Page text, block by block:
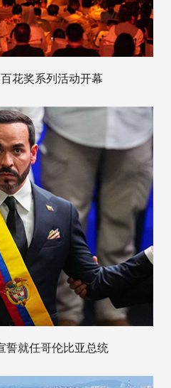
花奖系列活动开幕
誓就任哥伦比亚总统